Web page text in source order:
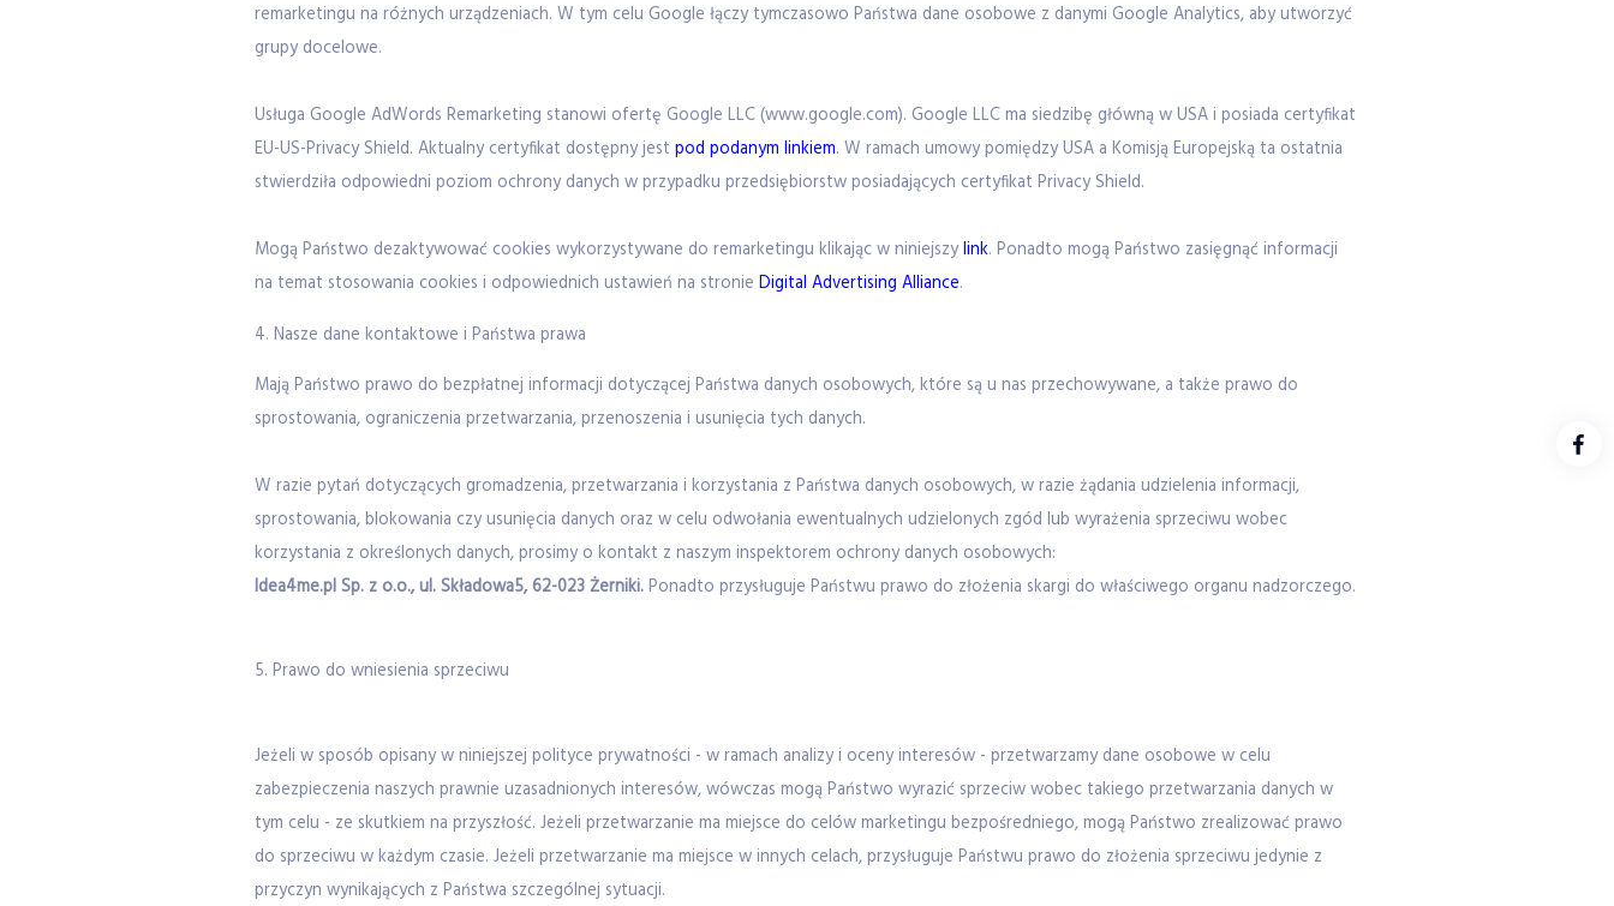
remarketingu na różnych urządzeniach. W tym celu Google łączy tymczasowo Państwa dane osobowe z danymi Google Analytics, aby utworzyć
grupy docelowe.
Usługa Google AdWords Remarketing stanowi ofertę Google LLC (www.google.com). Google LLC ma siedzibę główną w USA i posiada certyfikat
EU-US-Privacy Shield. Aktualny certyfikat dostępny jest pod podanym linkiem. W ramach umowy pomiędzy USA a Komisją Europejską ta ostatnia
stwierdziła odpowiedni poziom ochrony danych w przypadku przedsiębiorstw posiadających certyfikat Privacy Shield.
Mogą Państwo dezaktywować cookies wykorzystywane do remarketingu klikając w niniejszylink. Ponadto mogą Państwo zasięgnąć informacji
na temat stosowania cookies i odpowiednich ustawień na stronie Digital Advertising Alliance.
4. Nasze dane kontaktowe i Państwa prawa
Mają Państwo prawo do bezpłatnej informacji dotyczącej Państwa danych osobowych, które są u nas przechowywane, a także prawo do
sprostowania, ograniczenia przetwarzania, przenoszenia i usunięcia tych danych.
W razie pytań dotyczących gromadzenia, przetwarzania i korzystania z Państwa danych osobowych, w razie żądania udzielenia informacji,
sprostowania, blokowania czy usunięcia danych oraz w celu odwołania ewentualnych udzielonych zgód lub wyrażenia sprzeciwu wobec
korzystania z określonych danych, prosimy o kontakt z naszym inspektorem ochrony danych osobowych:
Idea4me.pl Sp. z o.o., ul. Składowa5, 62-023 Żerniki.Ponadto przysługuje Państwu prawo do złożenia skargi do właściwego organu nadzorczego.
5. Prawo do wniesienia sprzeciwu
Jeżeli w sposób opisany w niniejszej polityce prywatności - w ramach analizy i oceny interesów - przetwarzamy dane osobowe w celu
zabezpieczenia naszych prawnie uzasadnionych interesów, wówczas mogą Państwo wyrazić sprzeciw wobec takiego przetwarzania danych w
tym celu - ze skutkiem na przyszłość. Jeżeli przetwarzanie ma miejsce do celów marketingu bezpośredniego, mogą Państwo zrealizować prawo
do sprzeciwu w każdym czasie. Jeżeli przetwarzanie ma miejsce w innych celach, przysługuje Państwu prawo do złożenia sprzeciwu jedynie z
przyczyn wynikających z Państwa szczególnej sytuacji.